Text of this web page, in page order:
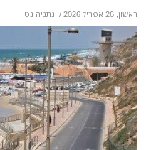
ראשון, 26 אפריל 2026 / נתניה נט